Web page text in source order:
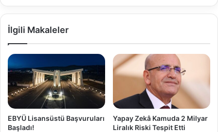
İlgili Makaleler
EBYÜ Lisansüstü Başvuruları
Başladı!
Yapay Zekâ Kamuda 2 Milyar
Liralık Riski Tespit Etti